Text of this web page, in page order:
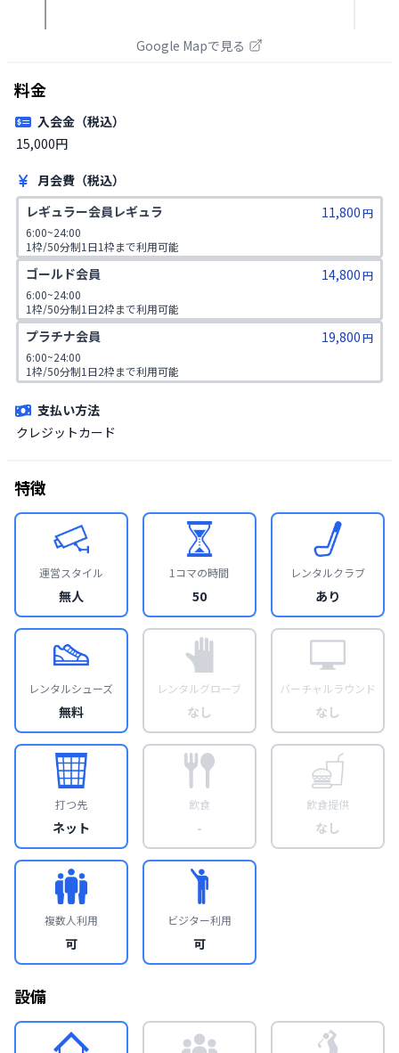
Google Mapで見る
料金
入会金（税込）
15,000円
月会費（税込）
レギュラー会員レギュラ
11,800円
6:00~24:00
1枠/50分制1日1枠まで利用可能
同伴不可
ゴールド会員 14,800円
6:00~24:00
1枠/50分制1日2枠まで利用可能
同伴不可
プラチナ会員 19,800円
6:00~24:00
1枠/50分制1日2枠まで利用可能
同伴人数プラス2名様まで
支払い方法
クレジットカード
特徴
運営スタイル
無人
1コマの時間
50
レンタルクラブ
あり
レンタルシューズ
無料
レンタルグローブ
なし
バーチャルラウンド
なし
打つ先
ネット
飲食
-
飲食提供
なし
複数人利用
可
ビジター利用
可
設備